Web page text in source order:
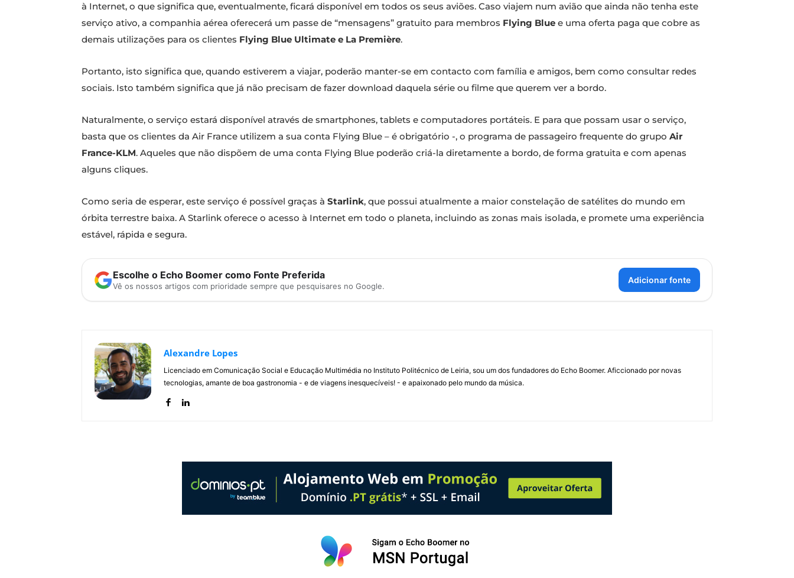
à Internet, o que significa que, eventualmente, ficará disponível em todos os seus aviões. Caso viajem num avião que ainda não tenha este
serviço ativo, a companhia aérea oferecerá um passe de “mensagens” gratuito para membros Flying Blue e uma oferta paga que cobre as
demais utilizações para os clientes Flying Blue Ultimate e La Première.
Portanto, isto significa que, quando estiverem a viajar, poderão manter-se em contacto com família e amigos, bem como consultar redes
sociais. Isto também significa que já não precisam de fazer download daquela série ou filme que querem ver a bordo.
Naturalmente, o serviço estará disponível através de smartphones, tablets e computadores portáteis. E para que possam usar o serviço,
basta que os clientes da Air France utilizem a sua conta Flying Blue – é obrigatório -, o programa de passageiro frequente do grupo Air
France-KLM. Aqueles que não dispõem de uma conta Flying Blue poderão criá-la diretamente a bordo, de forma gratuita e com apenas
alguns cliques.
Como seria de esperar, este serviço é possível graças à Starlink, que possui atualmente a maior constelação de satélites do mundo em
órbita terrestre baixa. A Starlink oferece o acesso à Internet em todo o planeta, incluindo as zonas mais isolada, e promete uma experiência
estável, rápida e segura.
Escolhe o Echo Boomer como Fonte Preferida
Vê os nossos artigos com prioridade sempre que pesquisares no Google.
Adicionar fonte
Alexandre Lopes
Licenciado em Comunicação Social e Educação Multimédia no Instituto Politécnico de Leiria, sou um dos fundadores do Echo Boomer. Aficcionado por novas
tecnologias, amante de boa gastronomia - e de viagens inesquecíveis! - e apaixonado pelo mundo da música.